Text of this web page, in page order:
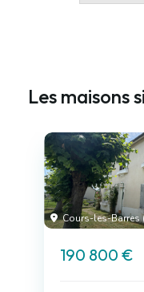
Les maisons
Cours-les-Barres
190 800 €